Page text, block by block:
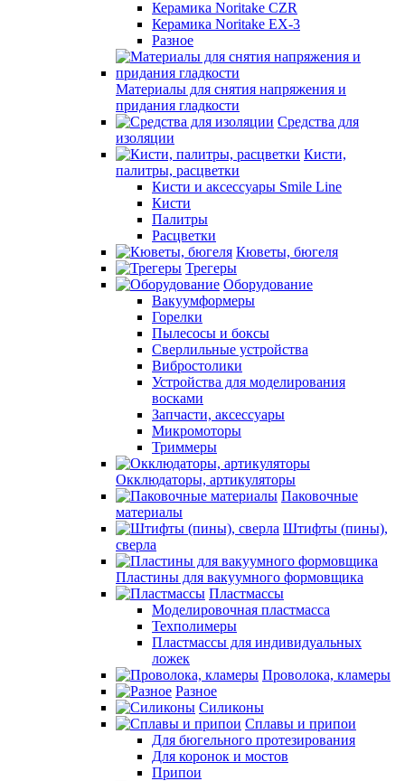
Керамика Noritake CZR
Керамика Noritake EX-3
Разное
Материалы для снятия напряжения и
придания гладкости
Средства для
изоляции
Кисти,
палитры, расцветки
Кисти и аксессуары Smile Line
Кисти
Палитры
Расцветки
Кюветы, бюгеля
Трегеры
Оборудование
Вакуумформеры
Горелки
Пылесосы и боксы
Сверлильные устройства
Вибростолики
Устройства для моделирования
восками
Запчасти, аксессуары
Микромоторы
Триммеры
Окклюдаторы, артикуляторы
Паковочные
материалы
Штифты (пины),
сверла
Пластины для вакуумного формовщика
Пластмассы
Моделировочная пластмасса
Техполимеры
Пластмассы для индивидуальных
ложек
Проволока, кламеры
Разное
Силиконы
Сплавы и припои
Для бюгельного протезирования
Для коронок и мостов
Припои